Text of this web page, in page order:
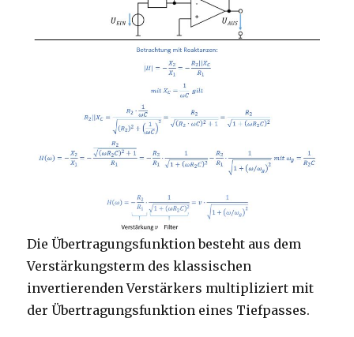
Die Übertragungsfunktion besteht aus dem
Verstärkungsterm des klassischen
invertierenden Verstärkers multipliziert mit
der Übertragungsfunktion eines Tiefpasses.